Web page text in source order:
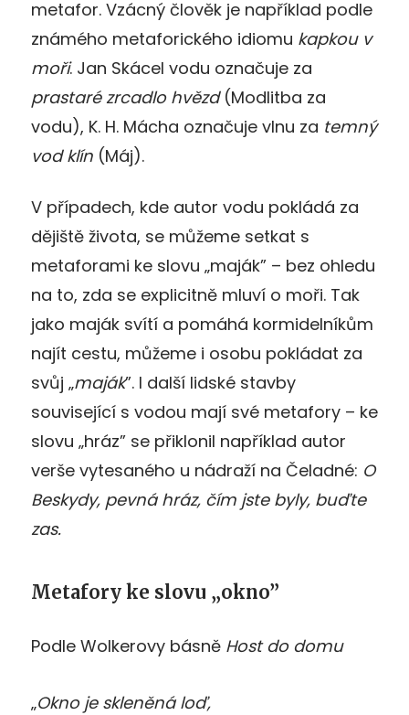
metafor. Vzácný člověk je například podle
známého metaforického idiomu kapkou v
moři. Jan Skácel vodu označuje za
prastaré zrcadlo hvězd(Modlitba za
vodu), K. H. Mácha označuje vlnu za temný
vod klín (Máj).
V případech, kde autor vodu pokládá za
dějiště života, se můžeme setkat s
metaforami ke slovu „maják” – bez ohledu
na to, zda se explicitně mluví o moři. Tak
jako maják svítí a pomáhá kormidelníkům
najít cestu, můžeme i osobu pokládat za
svůj „maják”. I další lidské stavby
související s vodou mají své metafory – ke
slovu „hráz” se přiklonil například autor
verše vytesaného u nádraží na Čeladné: O
Beskydy, pevná hráz, čím jste byly, buďte
zas.
Metafory ke slovu „okno”
Podle Wolkerovy básně Host do domu
„Okno je skleněná loď,